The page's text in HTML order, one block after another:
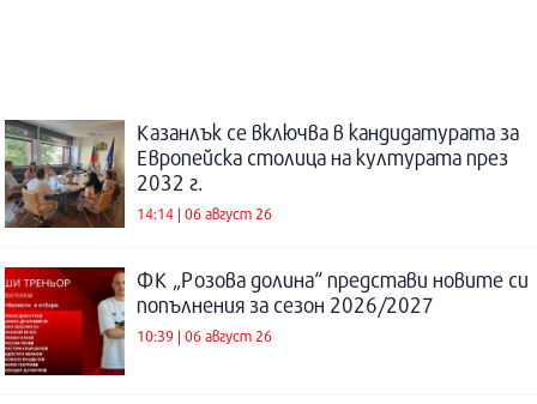
Казанлък се включва в кандидатурата за
Европейска столица на културата през
2032 г.
14:14 | 06 август 26
ФК „Розова долина“ представи новите си
попълнения за сезон 2026/2027
10:39 | 06 август 26